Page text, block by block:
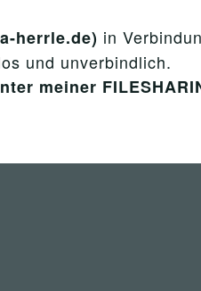
herrle.de) in
und unverbindlich.
meiner